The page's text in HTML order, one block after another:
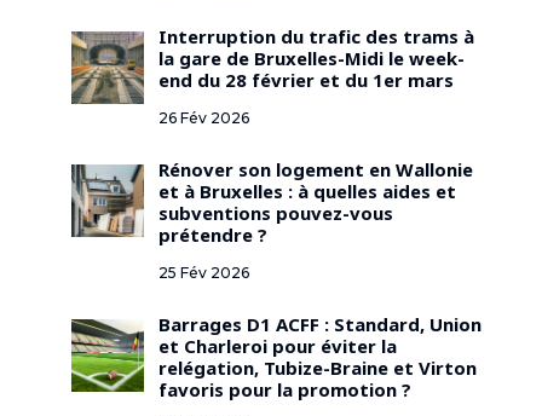
Interruption du trafic des trams à
la gare de Bruxelles-Midi le week-
end du 28 février et du 1er mars
26 Fév 2026
Rénover son logement en Wallonie
et à Bruxelles : à quelles aides et
subventions pouvez-vous
prétendre ?
25 Fév 2026
Barrages D1 ACFF : Standard, Union
et Charleroi pour éviter la
relégation, Tubize-Braine et Virton
favoris pour la promotion ?